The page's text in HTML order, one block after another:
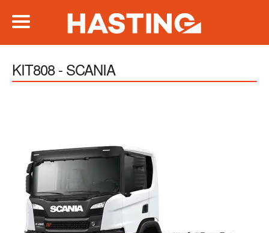
KIT808 - SCANIA